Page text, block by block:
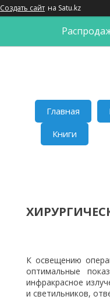
Создать сайт на Satu.kz
Главная
Книги
К освещению
оптимальные
инфракрасное
и светильников,